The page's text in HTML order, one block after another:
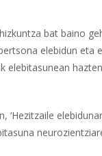
bat baino
elebidun eta
elebitasunean